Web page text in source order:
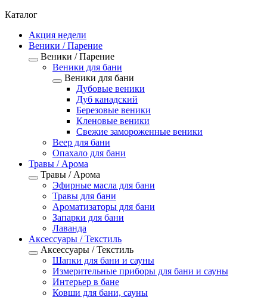
Каталог
Акция недели
Веники / Парение
Веники / Парение
Веники для бани
Веники для бани
Дубовые веники
Дуб канадский
Березовые веники
Кленовые веники
Свежие замороженные веники
Веер для бани
Опахало для бани
Травы / Арома
Травы / Арома
Эфирные масла для бани
Травы для бани
Ароматизаторы для бани
Запарки для бани
Лаванда
Аксессуары / Текстиль
Аксессуары / Текстиль
Шапки для бани и сауны
Измерительные приборы для бани и сауны
Интерьер в бане
Ковши для бани, сауны